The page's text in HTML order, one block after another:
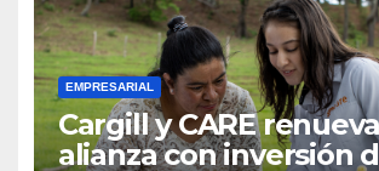
EMPRESARIAL
Cargill y CARE
alianza con inversión